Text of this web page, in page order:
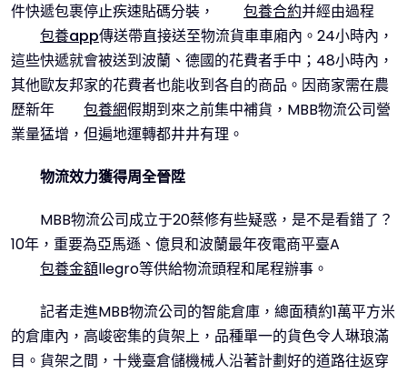
件快遞包裹停止疾速貼碼分裝，
包養合約并經由過程
包養app傳送帶直接送至物流貨車車廂內。24小時內，
這些快遞就會被送到波蘭、德國的花費者手中；48小時內，
其他歐友邦家的花費者也能收到各自的商品。因商家需在農
歷新年
包養網假期到來之前集中補貨，MBB物流公司營
業量猛增，但遍地運轉都井井有理。
物流效力獲得周全晉陞
MBB物流公司成立于20蔡修有些疑惑，是不是看錯了？
10年，重要為亞馬遜、億貝和波蘭最年夜電商平臺A
包養金額llegro等供給物流頭程和尾程辦事。
記者走進MBB物流公司的智能倉庫，總面積約1萬平方米
的倉庫內，高峻密集的貨架上，品種單一的貨色令人琳琅滿
目。貨架之間，十幾臺倉儲機械人沿著計劃好的道路往返穿